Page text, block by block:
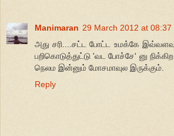
Manimaran 29 March 2012 at 08:37
அது சரி....சட்ட போட்ட உமக்கே
பறிகொடுத்துட்டு 'வட போச்சே' னு
நெலம இன்னும் மோசமாவுல இருக்கும்.
Reply